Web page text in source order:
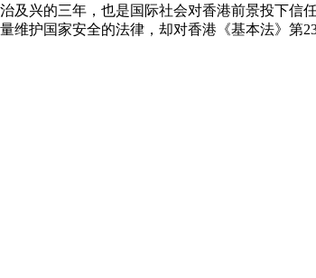
三年，也是国际社会对香港前景投下信任
护国家安全的法律，却对香港《基本法》第